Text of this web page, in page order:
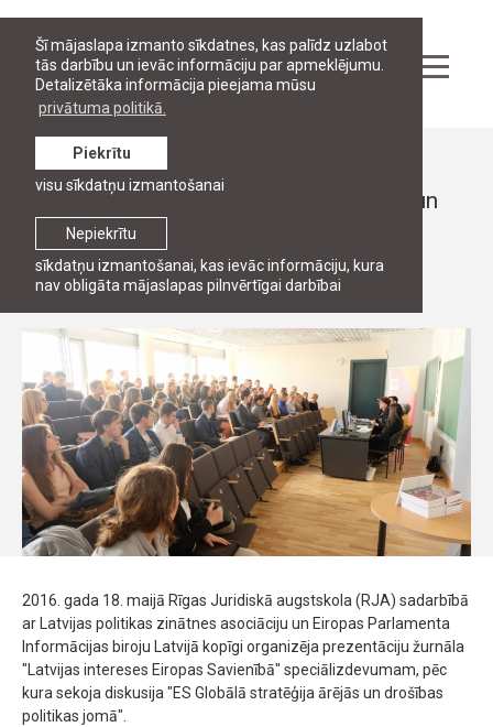
Šī mājaslapa izmanto sīkdatnes, kas palīdz uzlabot
tās darbību un ievāc informāciju par apmeklējumu.
Detalizētāka informācija pieejama mūsu
privātuma politikā.
Nepiekrītu
sīkdatņu izmantošanai, kas ievāc informāciju, kura
nav obligāta mājaslapas pilnvērtīgai darbībai
Piekrītu
visu sīkdatņu izmantošanai
Ziņas
Diskusija "ES Globālā stratēģija ārējās un
drošības politikas jomā"
18. maijs, 2016
2016. gada 18. maijā Rīgas Juridiskā augstskola (RJA) sadarbībā
ar Latvijas politikas zinātnes asociāciju un Eiropas Parlamenta
Informācijas biroju Latvijā kopīgi organizēja prezentāciju žurnāla
"Latvijas intereses Eiropas Savienībā" speciālizdevumam, pēc
kura sekoja diskusija "ES Globālā stratēģija ārējās un drošības
politikas jomā".